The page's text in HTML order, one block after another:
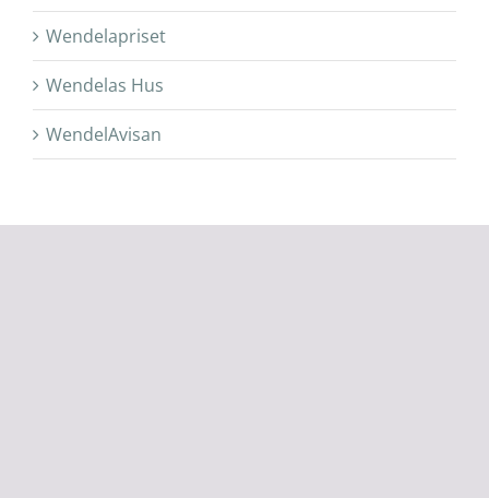
Wendelapriset
Wendelas Hus
WendelAvisan